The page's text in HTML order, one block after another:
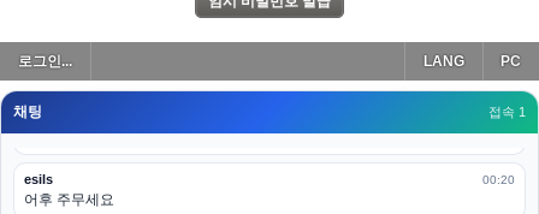
로그인... PC
LANG
채팅 접속 1
esils 00:19
모바일로 보는데도 좀 불편하더라구요
고게임77 00:19
아 ㅋㅋ 내일도 심심하면 들리겠습니다. 벌써 12시가 넘었었네요
esils 00:20
어후 주무세요